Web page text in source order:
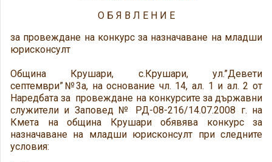
О Б Я В Л Е Н И Е
за провеждане на конкурс за назначаване на младши
юрисконсулт
Община Крушари, с.Крушари, ул.”Девети
септември”№3а, на основание чл. 14, ал. 1 и ал. 2 от
Наредбата за провеждане на конкурсите за държавни
служители и Заповед № РД-08-216/14.07.2008 г. на
Кмета на община Крушари обявява конкурс за
назначаване на младши юрисконсулт при следните
условия: